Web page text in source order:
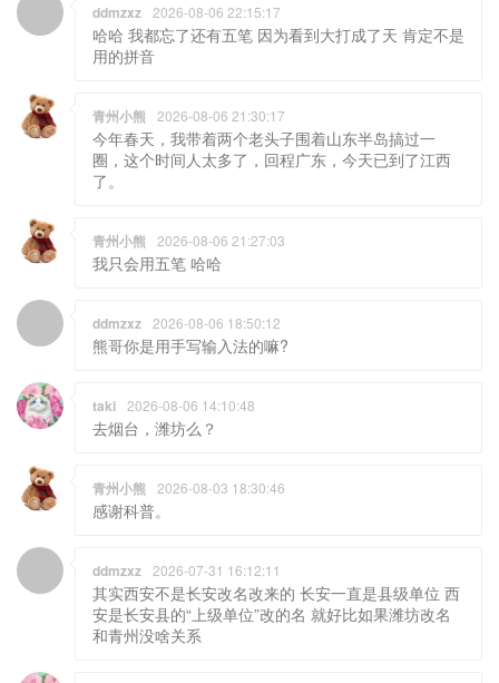
ddmzxz 2026-08-06 22:15:17
哈哈 我都忘了还有五笔 因为看到大打成了天 肯定不是
用的拼音
青州小熊 2026-08-06 21:30:17
今年春天，我带着两个老头子围着山东半岛搞过一
圈，这个时间人太多了，回程广东，今天已到了江西
了。
青州小熊 2026-08-06 21:27:03
我只会用五笔 哈哈
ddmzxz 2026-08-06 18:50:12
熊哥你是用手写输入法的嘛?
taki 2026-08-06 14:10:48
去烟台，潍坊么？
青州小熊 2026-08-03 18:30:46
感谢科普。
ddmzxz 2026-07-31 16:12:11
其实西安不是长安改名改来的 长安一直是县级单位 西
安是长安县的“上级单位”改的名 就好比如果潍坊改名
和青州没啥关系